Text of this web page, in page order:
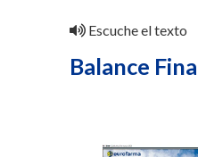
Escuche el texto
Balance